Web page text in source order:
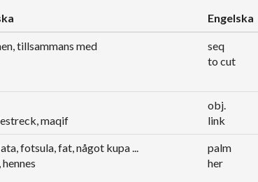
Engelska
tillsammans med
seq
to cut
maqif
obj.
link
fotsula, fat, något kupa ...
hennes
palm
her